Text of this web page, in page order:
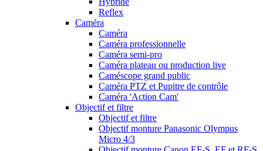
Reflex
Caméra
Caméra
Caméra professionnelle
Caméra semi-pro
Caméra plateau ou production live
Caméscope grand public
Caméra PTZ et Pupitre de contrôle
Caméra 'Action Cam'
Objectif et filtre
Objectif et filtre
Objectif monture Panasonic Olympus
Micro 4/3